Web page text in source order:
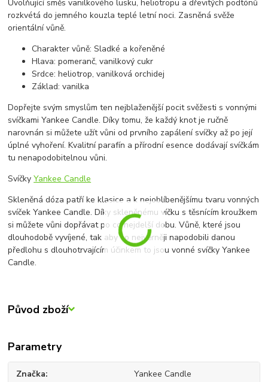
Uvolňující směs vanilkového lusku, heliotropu a dřevitých podtónů
rozkvétá do jemného kouzla teplé letní noci. Zasněná svěže
orientální vůně.
Charakter vůně: Sladké a kořeněné
Hlava: pomeranč, vanilkový cukr
Srdce: heliotrop, vanilková orchidej
Základ: vanilka
Dopřejte svým smyslům ten nejblaženější pocit svěžesti s vonnými
svíčkami Yankee Candle. Díky tomu, že každý knot je ručně
narovnán si můžete užít vůni od prvního zapálení svíčky až po její
úplné vyhoření. Kvalitní parafín a přírodní esence dodávají svíčkám
tu nenapodobitelnou vůni.
SvíčkyYankee Candle
Skleněná dóza patří ke klasice a k nejoblíbenějšímu tvaru vonných
svíček Yankee Candle. Díky skleněnému víčku s těsnícím kroužkem
si můžete vůni dopřávat po co nejdelší dobu. Vůně, které jsou
dlouhodobě vyvíjené, tak aby co nejvěrněji napodobili danou
předlohu s dlouhotrvajícím účinkem to jsou vonné svíčky Yankee
Candle.
Původ zboží
Parametry
Značka Yankee Candle